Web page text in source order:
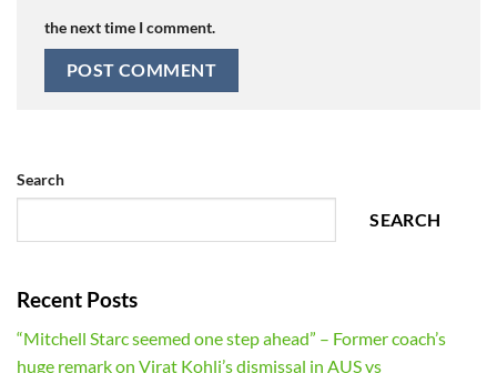
the next time I comment.
Search
SEARCH
Recent Posts
“Mitchell Starc seemed one step ahead” – Former coach’s
huge remark on Virat Kohli’s dismissal in AUS vs